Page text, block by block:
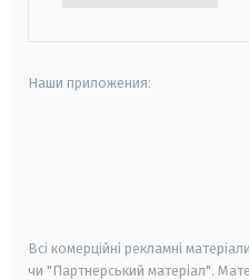
Наши приложения:
Всі комерційні рекламні
чи "Партнерський матеріал".